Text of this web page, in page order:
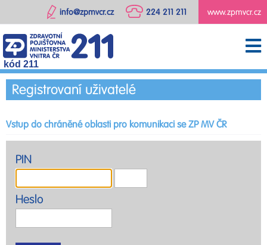
www.zpmvcr.cz
224 211 211
info@zpmvcr.cz
kód 211
Registrovaní uživatelé
Vstup do chráněné oblasti pro komunikaci se ZP MV ČR
PIN
Heslo